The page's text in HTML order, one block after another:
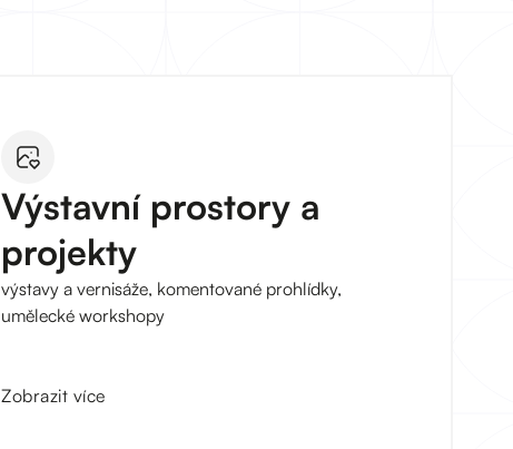
Výstavní prostory a
projekty
výstavy a vernisáže, komentované prohlídky,
umělecké workshopy
Zobrazit více